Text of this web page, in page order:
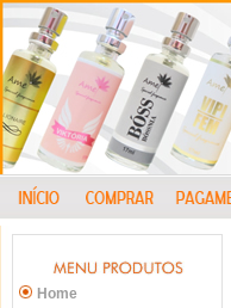
Home